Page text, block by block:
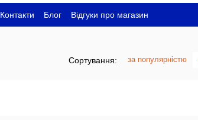
Контакти Блог
Відгуки про магазин
Сортування: за популярністю